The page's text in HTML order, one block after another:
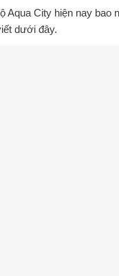
Aqua City hiện nay bao
dưới đây.